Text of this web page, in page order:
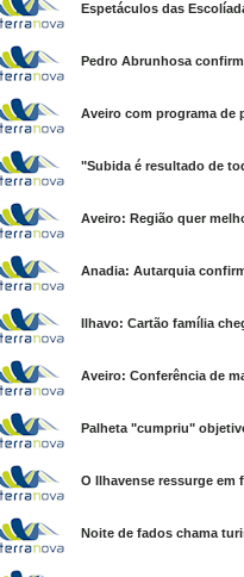
Espetáculos das
Pedro Abrunhosa
Aveiro com programa de
"Subida é resultado de
Aveiro: Região quer
Anadia: Autarquia
Ilhavo: Cartão família
Aveiro: Conferência de
Palheta "cumpriu"
O Ilhavense ressurge em
Noite de fados chama